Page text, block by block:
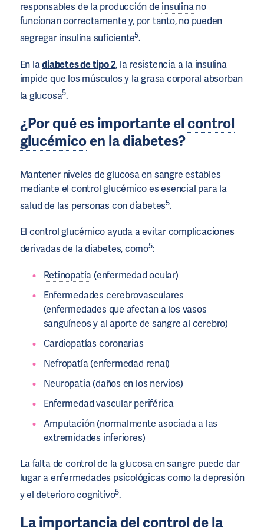
responsables de la producción de insulinano
funcionan correctamente y, por tanto, no pueden
segregar insulina suficiente5.
En ladiabetes de tipo 2, la resistencia a la insulina
impide que los músculos y la grasa corporal absorban
la glucosa5.
¿Por qué es importante elcontrol
glucémicoen la diabetes?
Mantener niveles de glucosa en sangreestables
mediante el control glucémicoes esencial para la
salud de las personas con diabetes5.
El control glucémico ayuda a evitar complicaciones
derivadas de la diabetes, como5:
Retinopatía(enfermedad ocular)
Enfermedades cerebrovasculares
(enfermedades que afectan a los vasos
sanguíneos y al aporte de sangre al cerebro)
Cardiopatías coronarias
Nefropatía (enfermedad renal)
Neuropatía (daños en los nervios)
Enfermedad vascular periférica
Amputación (normalmente asociada a las
extremidades inferiores)
La falta de control de la glucosa en sangre puede dar
lugar a enfermedades psicológicas como la depresión
y el deterioro cognitivo5.
La importancia del control de la